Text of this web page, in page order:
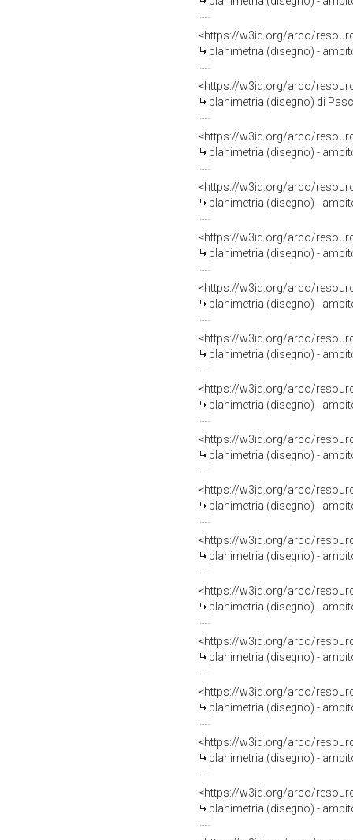
<https://w3id.org/arco/
planimetria (disegno) -
<https://w3id.org/arco/
planimetria (disegno) di
<https://w3id.org/arco/
planimetria (disegno) -
<https://w3id.org/arco/
planimetria (disegno) -
<https://w3id.org/arco/
planimetria (disegno) -
<https://w3id.org/arco/
planimetria (disegno) -
<https://w3id.org/arco/
planimetria (disegno) -
<https://w3id.org/arco/
planimetria (disegno) -
<https://w3id.org/arco/
planimetria (disegno) -
<https://w3id.org/arco/
planimetria (disegno) -
<https://w3id.org/arco/
planimetria (disegno) -
<https://w3id.org/arco/
planimetria (disegno) -
<https://w3id.org/arco/
planimetria (disegno) -
<https://w3id.org/arco/
planimetria (disegno) -
<https://w3id.org/arco/
planimetria (disegno) -
<https://w3id.org/arco/
planimetria (disegno) -